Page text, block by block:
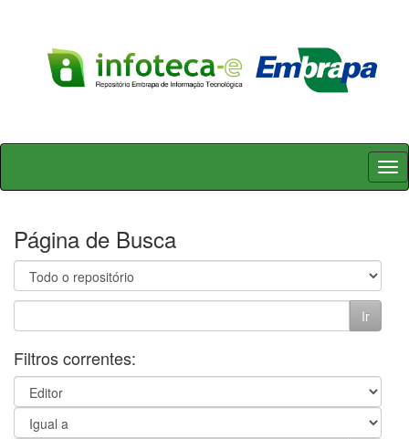
Skip
Página de Busca
Filtros correntes: